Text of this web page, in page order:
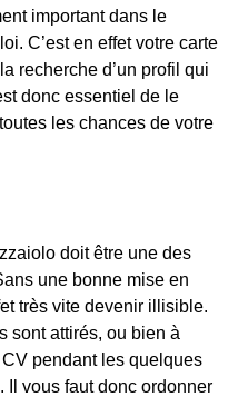
important dans le
C’est en effet votre carte
recherche d’un profil qui
donc essentiel de le
les chances de votre
doit être une des
une bonne mise en
très vite devenir illisible.
sont attirés, ou bien à
CV pendant les quelques
Il vous faut donc ordonner